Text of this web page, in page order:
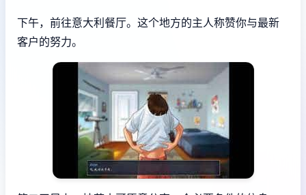
下午，前往意大利餐厅。这个地方的主人称赞你与最新
客户的努力。